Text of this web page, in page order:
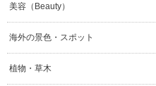
美容（Beauty）
海外の景色・スポット
植物・草木